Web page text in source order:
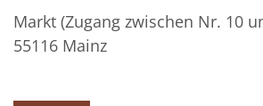
Markt (Zugang zwischen Nr. 10
55116 Mainz